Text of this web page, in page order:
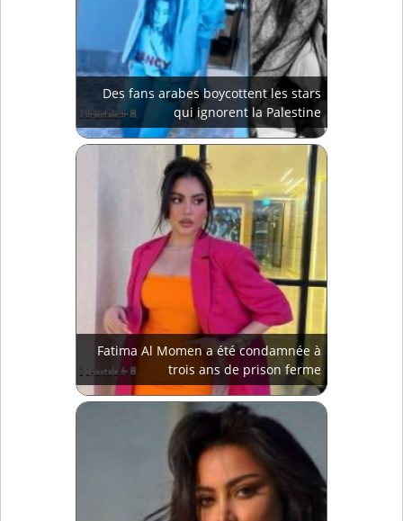
Des fans arabes boycottent les stars
qui ignorent la Palestine
Fatima Al Momen a été condamnée à
trois ans de prison ferme